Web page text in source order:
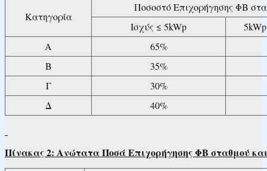
Κατηγορία
Ποσοστό Επιχορήγησης ΦΒ
Ισχύς ≤ 5kWp
Α
65%
Β
35%
Γ
30%
Δ
40%
Πίνακας 2: Ανώτατα Ποσά Επιχορήγησης ΦΒ σταθμού